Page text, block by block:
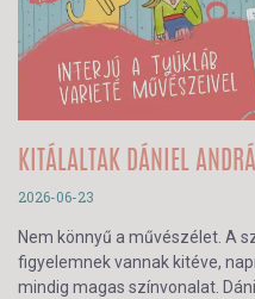
KITÁLALTAK DÁNIEL
2026-06-23
Nem könnyű a művészélet. A
figyelemnek vannak kitéve,
mindig magas színvonalat.